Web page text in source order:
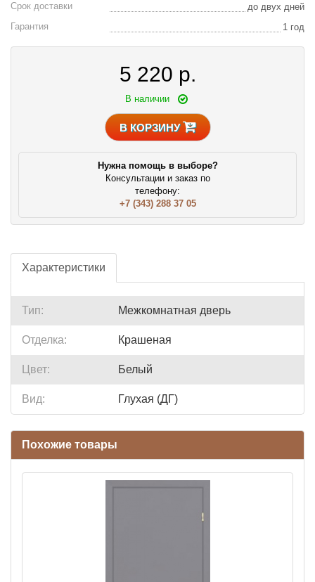
Срок доставки
до двух дней
Гарантия
1 год
5 220 р.
В наличии
В КОРЗИНУ
Нужна помощь в выборе?
Консультации и заказ по
телефону:
+7 (343) 288 37 05
Характеристики
Тип: Межкомнатная дверь
Отделка: Крашеная
Цвет: Белый
Вид: Глухая (ДГ)
Похожие товары